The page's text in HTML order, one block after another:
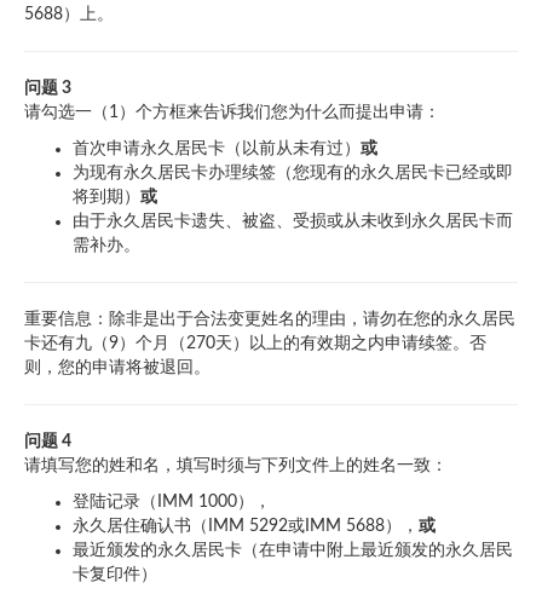
5688）上。
问题 3
请勾选一（1）个方框来告诉我们您为什么而提出申请：
首次申请永久居民卡（以前从未有过） 或
为现有永久居民卡办理续签（您现有的永久居民卡已经或即
将到期） 或
由于永久居民卡遗失、被盗、受损或从未收到永久居民卡而
需补办。
重要信息：除非是出于合法变更姓名的理由，请勿在您的永久居民
卡还有九（9）个月（270天）以上的有效期之内申请续签。否
则，您的申请将被退回。
问题 4
请填写您的姓和名，填写时须与下列文件上的姓名一致：
登陆记录（IMM 1000），
永久居住确认书（IMM 5292或IMM 5688）， 或
最近颁发的永久居民卡（在申请中附上最近颁发的永久居民
卡复印件）